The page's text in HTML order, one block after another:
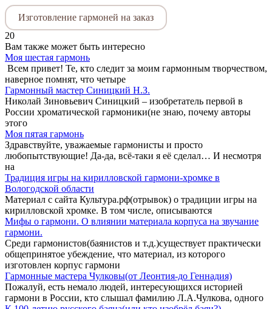
Изготовление гармоней на заказ
20
Вам также может быть интересно
Моя шестая гармонь
Всем привет! Те, кто следит за моим гармонным творчеством,
наверное помнят, что четыре
Гармонный мастер Синицкий Н.З.
Николай Зиновьевич Синицкий – изобретатель первой в
России хроматической гармоники(не знаю, почему авторы
этого
Моя пятая гармонь
Здравствуйте, уважаемые гармонисты и просто
любопытствующие! Да-да, всё-таки я её сделал… И несмотря
на
Традиция игры на кирилловской гармони-хромке в
Вологодской области
Материал с сайта Культура.рф(отрывок) о традиции игры на
кирилловской хромке. В том числе, описываются
Мифы о гармони. О влиянии материала корпуса на звучание
гармони.
Среди гармонистов(баянистов и т.д.)существует практически
общепринятое убеждение, что материал, из которого
изготовлен корпус гармони
Гармонные мастера Чулковы(от Леонтия-до Геннадия)
Пожалуй, есть немало людей, интересующихся историей
гармони в России, кто слышал фамилию Л.А.Чулкова, одного